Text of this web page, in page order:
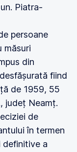
Piatra-
persoane
măsuri
din
fiind
de 1959, 55
județ Neamț.
de
în termen
definitive a